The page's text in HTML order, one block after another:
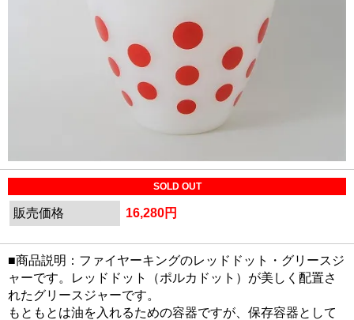
SOLD OUT
販売価格 16,280円
■商品説明：ファイヤーキングのレッドドット・グリースジ
ャーです。レッドドット（ポルカドット）が美しく配置さ
れたグリースジャーです。
もともとは油を入れるための容器ですが、保存容器として